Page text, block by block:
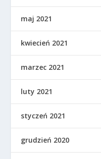
maj 2021
kwiecień 2021
marzec 2021
luty 2021
styczeń 2021
grudzień 2020